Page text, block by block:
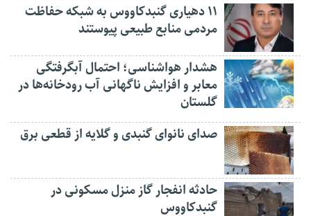
۱۱ دهیاری گنبدکاووس به شبکه حفاظت
مردمی منابع طبیعی پیوستند
هشدار هواشناسی؛ احتمال آبگرفتگی
معابر و افزایش ناگهانی آب رودخانه‌ها در
گلستان
صدای نانوای گنبدی و گلایه از قطعی برق
حادثه انفجار گاز منزل مسکونی در
گنبدکاووس